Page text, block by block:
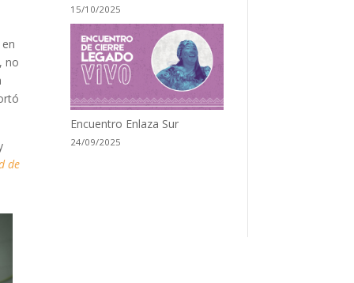
, no
de
15/10/2025
Encuentro Enlaza Sur
24/09/2025